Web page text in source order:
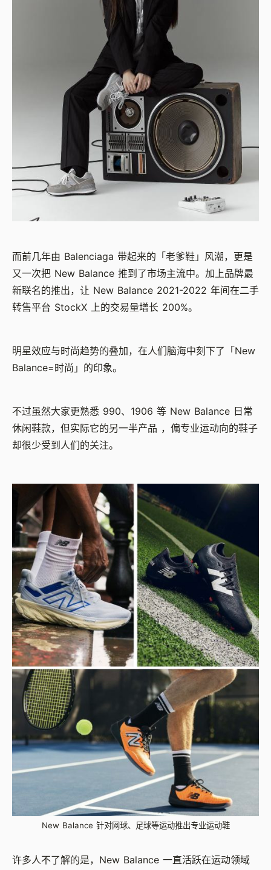
而前几年由 Balenciaga 带起来的「老爹鞋」风潮，更是
又一次把 New Balance 推到了市场主流中。加上品牌最
新联名的推出，让 New Balance 2021-2022 年间在二手
转售平台 StockX 上的交易量增长 200%。
明星效应与时尚趋势的叠加，在人们脑海中刻下了「New
Balance=时尚」的印象。
不过虽然大家更熟悉 990、1906 等 New Balance 日常
休闲鞋款，但实际它的另一半产品 ，偏专业运动向的鞋子
却很少受到人们的关注。
New Balance 针对网球、足球等运动推出专业运动鞋
许多人不了解的是，New Balance 一直活跃在运动领域